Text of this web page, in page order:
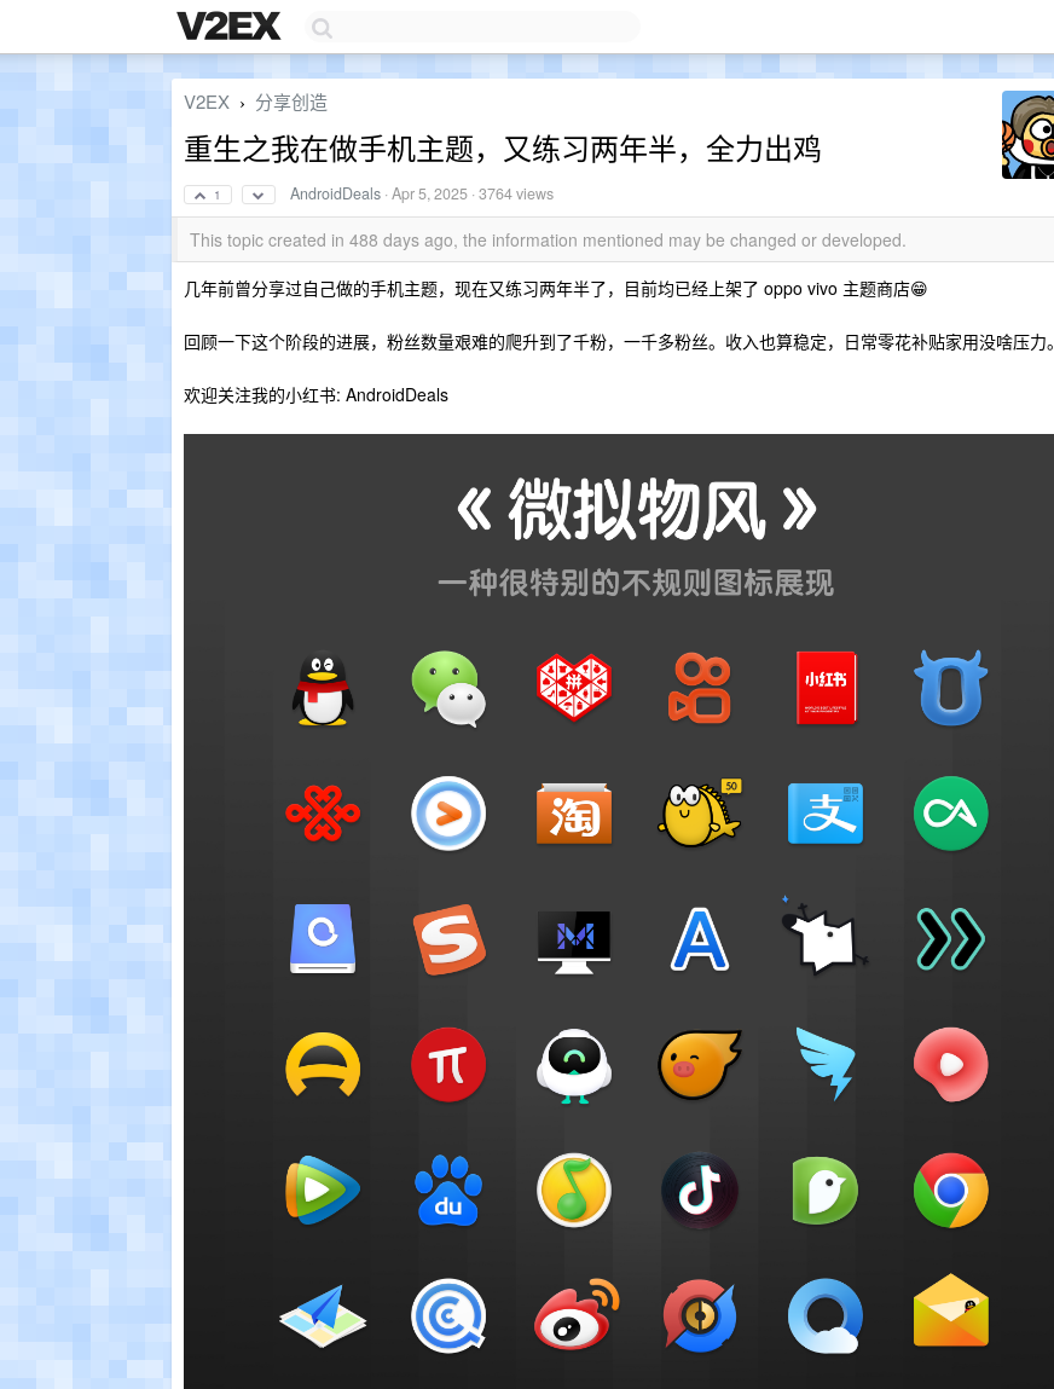
V2EX › 分享创造
重生之我在做手机主题，又练习两年半，全力出鸡
1 AndroidDeals ·Apr 5, 2025 · 3764 views
This topic created in 488 days ago, the information mentioned may be changed or developed.
几年前曾分享过自己做的手机主题，现在又练习两年半了，目前均已经上架了 oppo vivo 主题商店😁
回顾一下这个阶段的进展，粉丝数量艰难的爬升到了千粉，一千多粉丝。收入也算稳定，日常零花补贴家用没啥压力。
欢迎关注我的小红书: AndroidDeals